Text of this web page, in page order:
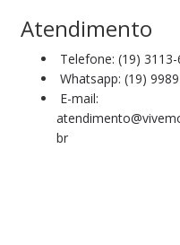
Atendimento
Telefone: (19) 3113-
Whatsapp: (19)
E-mail:
br